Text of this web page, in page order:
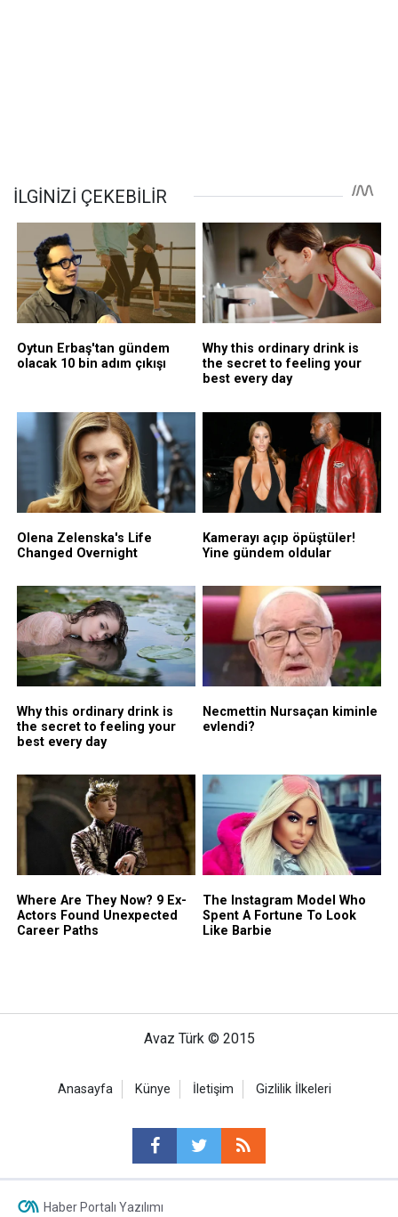
Avaz Türk © 2015
Anasayfa Künye İletişim Gizlilik İlkeleri
Haber Portalı Yazılımı